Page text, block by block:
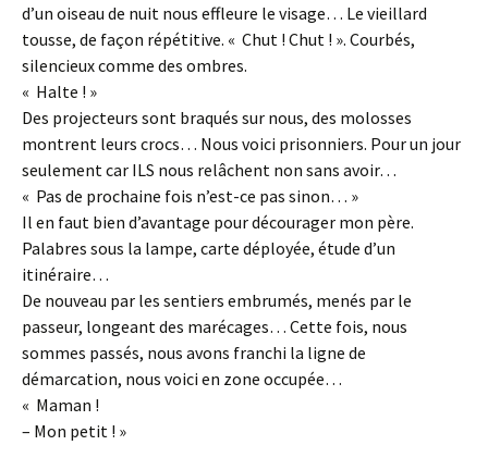
d’un oiseau de nuit nous effleure le visage… Le vieillard
tousse, de façon répétitive. « Chut ! Chut ! ». Courbés,
silencieux comme des ombres.
« Halte ! »
Des projecteurs sont braqués sur nous, des molosses
montrent leurs crocs… Nous voici prisonniers. Pour un jour
seulement car ILS nous relâchent non sans avoir…
« Pas de prochaine fois n’est-ce pas sinon… »
Il en faut bien d’avantage pour décourager mon père.
Palabres sous la lampe, carte déployée, étude d’un
itinéraire…
De nouveau par les sentiers embrumés, menés par le
passeur, longeant des marécages… Cette fois, nous
sommes passés, nous avons franchi la ligne de
démarcation, nous voici en zone occupée…
« Maman !
– Mon petit ! »